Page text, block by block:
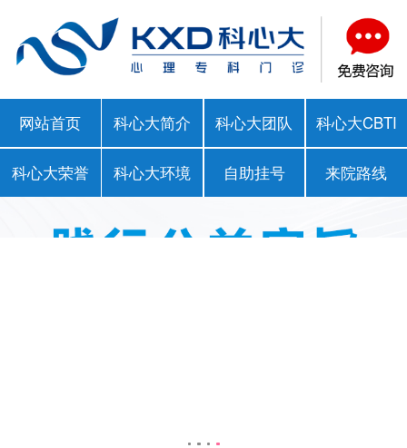
网站首页 科心大简介 科心大团队 科心大CBTI
科心大荣誉 科心大环境 自助挂号 来院路线